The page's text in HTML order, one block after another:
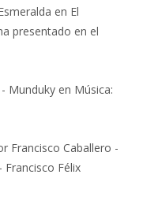
en El
presentado en el
Munduky en Música:
Francisco Caballero -
Francisco Félix